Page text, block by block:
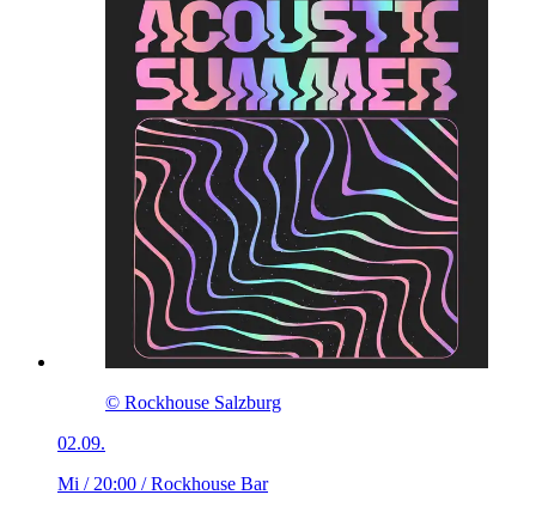
© Rockhouse Salzburg
02.09.
Mi / 20:00 / Rockhouse Bar